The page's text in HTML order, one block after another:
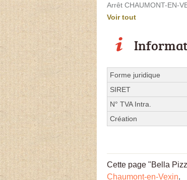
Arrêt CHAUMONT-EN-
Voir tout
Forme juridique
SIRET
N° TVA Intra.
Création
Cette page "Bella
Chaumont-en-Vexin.